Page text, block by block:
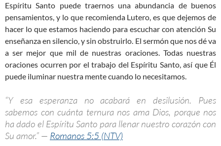
Espíritu Santo puede traernos una abundancia de buenos
pensamientos, y lo que recomienda Lutero, es que dejemos de
hacer lo que estamos haciendo para escuchar con atención Su
enseñanza en silencio, y sin obstruirlo. El sermón que nos dé va
a ser mejor que mil de nuestras oraciones. Todas nuestras
oraciones ocurren por el trabajo del Espíritu Santo, así que Él
puede iluminar nuestra mente cuando lo necesitamos.
“Y esa esperanza no acabará en desilusión. Pues
sabemos con cuánta ternura nos ama Dios, porque nos
ha dado el Espíritu Santo para llenar nuestro corazón con
Su amor.” — Romanos 5:5 (NTV)